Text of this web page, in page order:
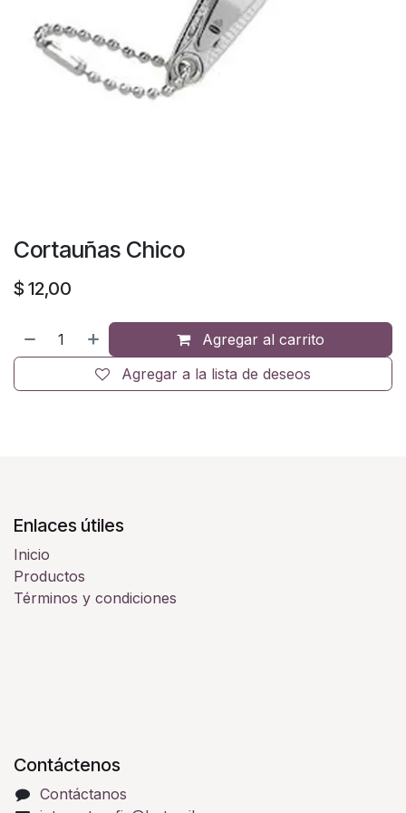
Cortauñas Chico
$ 12,00
Agregar al carrito
Agregar a la lista de deseos
Enlaces útiles
Inicio
Productos
Términos y condiciones
Contáctenos
Contáctanos